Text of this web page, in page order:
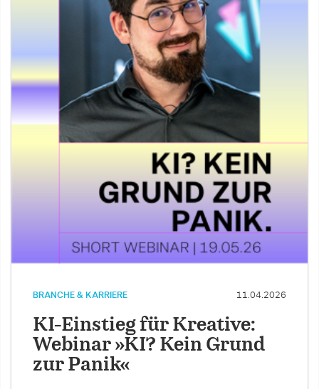
BRANCHE & KARRIERE 11.04.2026
KI-Einstieg für Kreative:
Webinar »KI? Kein Grund
zur Panik«